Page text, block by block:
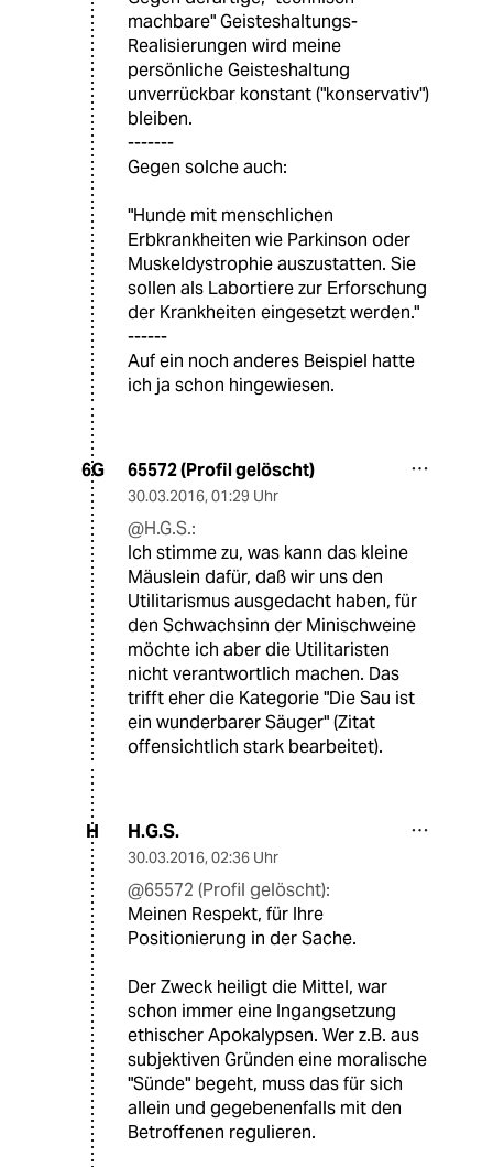
machbare" Geisteshaltungs-
Realisierungen wird meine
persönliche Geisteshaltung
unverrückbar konstant ("konservativ")
bleiben.
-------
Gegen solche auch:
"Hunde mit menschlichen
Erbkrankheiten wie Parkinson oder
Muskeldystrophie auszustatten. Sie
sollen als Labortiere zur Erforschung
der Krankheiten eingesetzt werden."
------
Auf ein noch anderes Beispiel hatte
ich ja schon hingewiesen.
6G 65572 (Profil gelöscht)
30.03.2016, 01:29 Uhr
@H.G.S.:
Ich stimme zu, was kann das kleine
Mäuslein dafür, daß wir uns den
Utilitarismus ausgedacht haben, für
den Schwachsinn der Minischweine
möchte ich aber die Utilitaristen
nicht verantwortlich machen. Das
trifft eher die Kategorie "Die Sau ist
ein wunderbarer Säuger" (Zitat
offensichtlich stark bearbeitet).
H H.G.S.
30.03.2016, 02:36 Uhr
@65572 (Profil gelöscht):
Meinen Respekt, für Ihre
Positionierung in der Sache.
Der Zweck heiligt die Mittel, war
schon immer eine Ingangsetzung
ethischer Apokalypsen. Wer z.B. aus
subjektiven Gründen eine moralische
"Sünde" begeht, muss das für sich
allein und gegebenenfalls mit den
Betroffenen regulieren.